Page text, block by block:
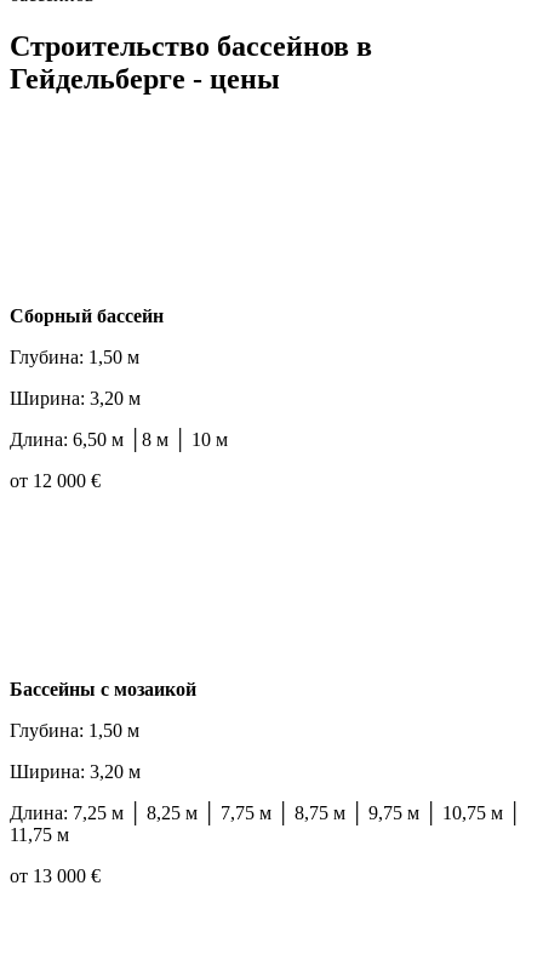
Строительство бассейнов в
Гейдельберге - цены
Cборный бассейн
Глубина: 1,50 м
Ширина: 3,20 м
Длина: 6,50 м │8 м │ 10 м
от 12 000 €
Бассейны с мозаикой
Глубина: 1,50 м
Ширина: 3,20 м
Длина: 7,25 м │ 8,25 м │ 7,75 м │ 8,75 м │ 9,75 м │ 10,75 м │
11,75 м
от 13 000 €